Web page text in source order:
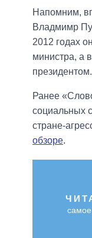
Напомним,
Владмимр
2012 годах
министра, а
президентом.
Ранее
социальных
стране-
обзоре.